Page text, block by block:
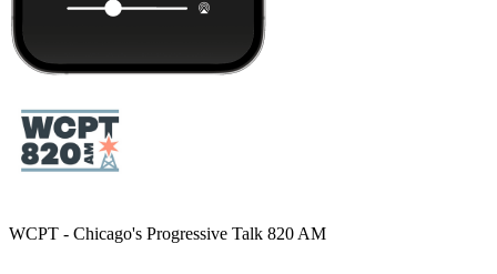
WCPT - Chicago's Progressive Talk 820 AM